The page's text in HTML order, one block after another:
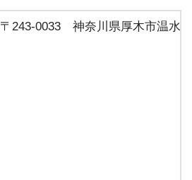
〒243-0033 神奈川県厚木市温水